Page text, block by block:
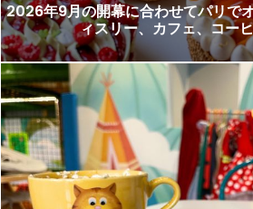
2026年9月の開幕に合わせてパリで
ィスリー、カフェ、コー